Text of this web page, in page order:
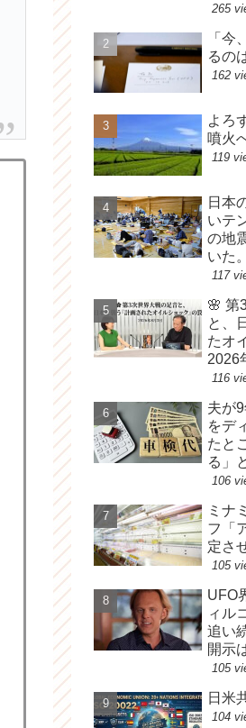
265
「今
るの
162
よろ
噴火
119
日本
いテ
の地
いた。
117
🌸 第
と、
たオ
2026
116
夫が
をデ
たと
る」
106
ミナ
フ「
定さ
105
UFO
ィル
追い
開示
105
日米
104